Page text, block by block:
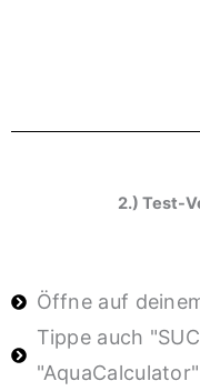
2.) Test-
Öffne auf
Tippe auch